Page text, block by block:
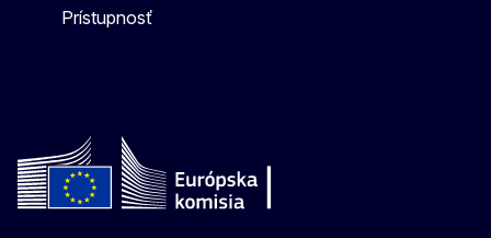
Prístupnosť